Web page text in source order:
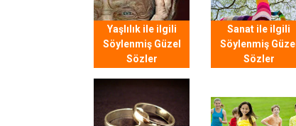
Yaşlılık ile ilgili
Söylenmiş Güzel
Sözler
Sanat ile ilgili
Söylenmiş Güzel
Sözler